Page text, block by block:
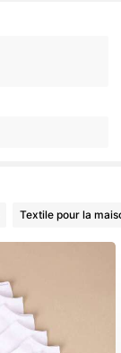
Textile pour la